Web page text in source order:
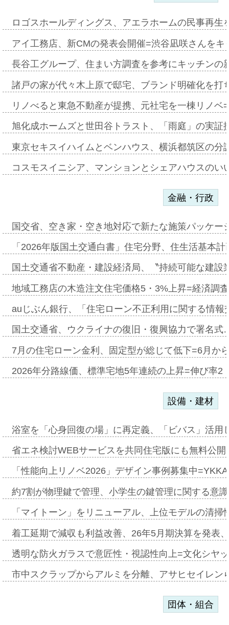
ロゴスホールディングス、アエラホームの民事再
アイ工務店、新CMの発表会開催=渋谷凪咲さんを
長谷工グループ、住まい方調査を参考にキッチン
諸戸の家が代々木上原で邸宅、ブランド明確化を
リノべると東急不動産が提携、元社宅を一棟リノ
旭化成ホームズと世田谷トラスト、「雨庭」の実
東京セキスイハイムとベンハウス、横浜都筑区の
コスモスイニシア、マンションとシェアハウスの
金融・行政
国交省、空き家・空き地対応で新たな施策パッケ
「2026年版国土交通白書」住宅分野、住生活基本
国土交通省不動産・建設経済局、〝持続可能な建
地域工務店の木造注文住宅価格5・3%上昇=経済調
auじぶん銀行、「住宅ローン不正利用に関する情
国土交通省、ウクライナの復旧・復興協力で署名
7月の住宅ローン金利、固定型が総じて低下=6月か
2026年分路線価、標準宅地5年連続の上昇=伸び率
設備・建材
浴室を「心身回復の場」に再定義、「ビバス」活
省エネ検討WEBサービスを共同住宅版にも無料公
「性能向上リノベ2026」デザイン事例募集中
約7割が物理鍵で管理、小学生の鍵管理に関する意
「マイトーン」をリニューアル、上位モデルの清
着工延期で減収も利益改善、26年5月期決算を発表
透明な防火ガラスで意匠性・視認性向上=文化シヤ
市中スクラップからアルミを分離、アサヒセイレ
団体・組合